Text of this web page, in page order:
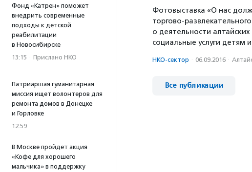
Фонд «Катрен» поможет
внедрить современные
подходы к детской
реабилитации
в Новосибирске
13:15 · Прислано НКО
Патриаршая гуманитарная
миссия ищет волонтеров для
ремонта домов в Донецке
и Горловке
12:59
В Москве пройдет акция
«Кофе для хорошего
мальчика» в поддержку
Фотовыставка «О нас
торгово-
о деятельности
социальные услуги детям
НКО-сектор · 06.09.2016 ·
Все публикации